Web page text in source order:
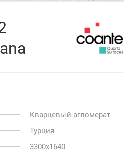
Кварцевый агломерат
Турция
3300x1640